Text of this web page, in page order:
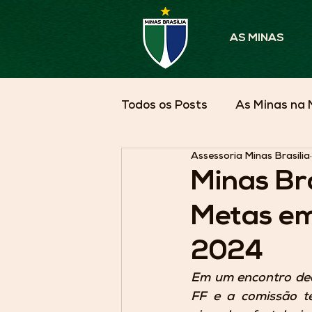
AS MINAS
Todos os Posts As Minas na
Parceiros em Pauta As
Minas
Metas
2024
Assessoria Minas Brasília
Em um encontro
FF e a comissão